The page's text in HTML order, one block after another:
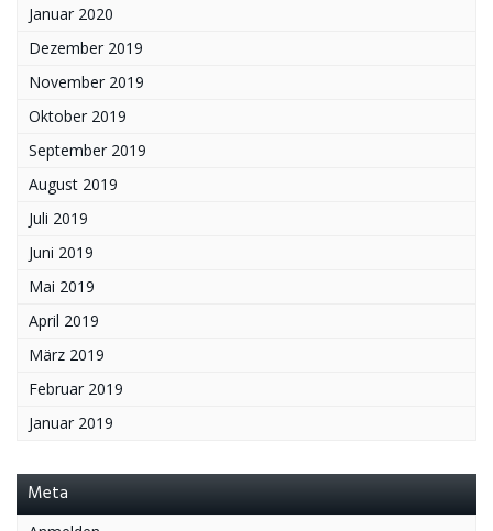
Januar 2020
Dezember 2019
November 2019
Oktober 2019
September 2019
August 2019
Juli 2019
Juni 2019
Mai 2019
April 2019
März 2019
Februar 2019
Januar 2019
Meta